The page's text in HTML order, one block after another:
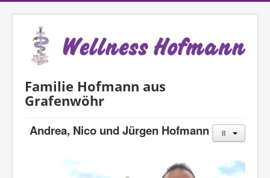
Familie Hofmann aus
Grafenwöhr
Andrea, Nico und Jürgen Hofmann